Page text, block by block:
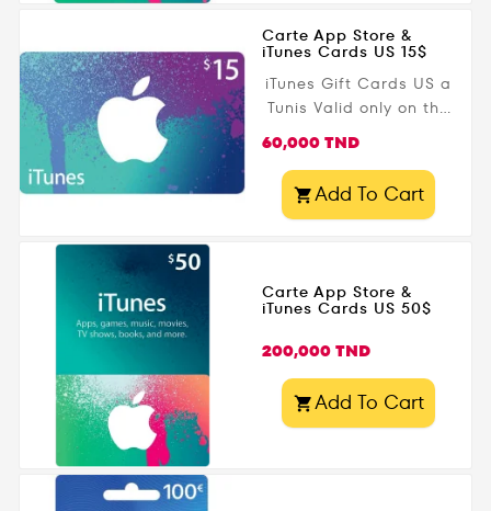
Carte App Store &
iTunes Cards US 15$
iTunes Gift Cards US a
Tunis Valid only on the
Requires iTunes US
Prix
60,000 TND
Add To Cart
Carte App Store &
iTunes Cards US 50$
Prix
200,000 TND
Add To Cart